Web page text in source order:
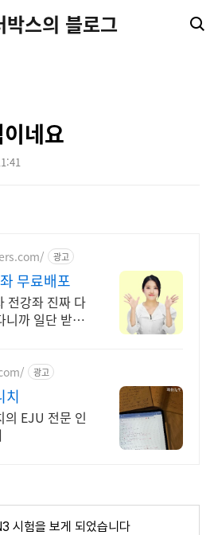
박스의 블로그
네요
광고
무료배포
전강좌 진짜 다
니까 일단 받아
광고
치
의 EJU 전문 인
시험을 보게 되었습니다